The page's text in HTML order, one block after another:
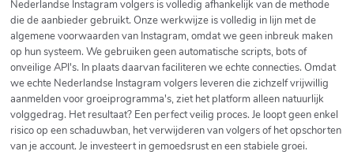
Nederlandse Instagram volgers is volledig afhankelijk van de methode
die de aanbieder gebruikt. Onze werkwijze is volledig in lijn met de
algemene voorwaarden van Instagram, omdat we geen inbreuk maken
op hun systeem. We gebruiken geen automatische scripts, bots of
onveilige API's. In plaats daarvan faciliteren we echte connecties. Omdat
we echte Nederlandse Instagram volgers leveren die zichzelf vrijwillig
aanmelden voor groeiprogramma's, ziet het platform alleen natuurlijk
volggedrag. Het resultaat? Een perfect veilig proces. Je loopt geen enkel
risico op een schaduwban, het verwijderen van volgers of het opschorten
van je account. Je investeert in gemoedsrust en een stabiele groei.